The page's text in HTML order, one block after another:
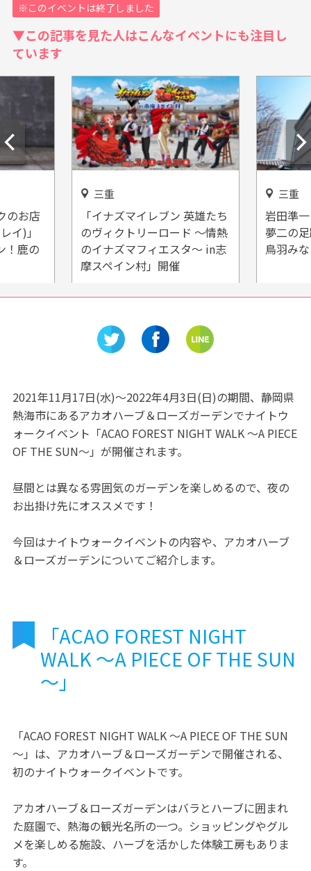
※このイベントは終了しました
▼この記事を見た人はこんなイベントにも注目し
ています
のお店
イ)」
！鹿の
三重
「イナズマイレブン 英雄たち
のヴィクトリーロード ～情熱
のイナズマフィエスタ～ in志
摩スペイン村」開催
三重
岩田準
夢二の
鳥羽み
2021年11月17日(水)～2022年4月3日(日)の期間、静岡県
熱海市にあるアカオハーブ＆ローズガーデンでナイトウ
ォークイベント「ACAO FOREST NIGHT WALK ～A PIECE
OF THE SUN～」が開催されます。
昼間とは異なる雰囲気のガーデンを楽しめるので、夜の
お出掛け先にオススメです！
今回はナイトウォークイベントの内容や、アカオハーブ
＆ローズガーデンについてご紹介します。
「ACAO FOREST NIGHT
WALK ～A PIECE OF THE SUN
～」
「ACAO FOREST NIGHT WALK ～A PIECE OF THE SUN
～」は、アカオハーブ＆ローズガーデンで開催される、
初のナイトウォークイベントです。
アカオハーブ＆ローズガーデンはバラとハーブに囲まれ
た庭園で、熱海の観光名所の一つ。ショッピングやグル
メを楽しめる施設、ハーブを活かした体験工房もありま
す。